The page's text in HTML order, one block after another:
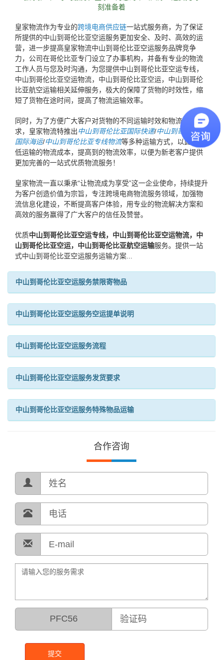
刻准备着
皇家物流作为专业的跨境电商供应链一站式服务商，为了保证
所提供的中山到哥伦比亚空运服务更加安全、及时、高效的运
营，进一步提高皇家物流中山到哥伦比亚空运服务品牌竞争
力，公司在哥伦比亚专门设立了办事机构，并备有专业的物流
工作人员与您及时沟通，为您提供中山到哥伦比亚空运专线，
中山到哥伦比亚空运物流，中山到哥伦比亚空运，中山到哥伦
比亚航空运输相关延伸服务，极大的保障了货物的时效性，缩
短了货物在途时间，提高了物流运输效率。
同时，为了方便广大客户对货物的不同运输时效和物流成本要
求，皇家物流特推出中山到哥伦比亚国际快递/中山到哥伦比亚
国际海运/中山到哥伦比亚专线物流等多种运输方式，以此来降
低运输的物流成本，提高到的物流效率，以便为新老客户提供
更加完善的一站式优质物流服务！
皇家物流一直以秉承“让物流成为享受”这一企业使命，持续提升
为客户创造价值为宗旨，专注跨境电商物流服务领域，加强物
流信息化建设，不断提高客户体验，用专业的物流解决方案和
高效的服务赢得了广大客户的信任及赞誉。
优质中山到哥伦比亚空运专线，中山到哥伦比亚空运物流，中
山到哥伦比亚空运，中山到哥伦比亚航空运输服务。提供一站
式中山到哥伦比亚空运服务运输方案...
中山到哥伦比亚空运服务禁限寄物品
中山到哥伦比亚空运服务空运提单说明
中山到哥伦比亚空运服务流程
中山到哥伦比亚空运服务发货要求
中山到哥伦比亚空运服务特殊物品运输
合作咨询
PFC56
提交